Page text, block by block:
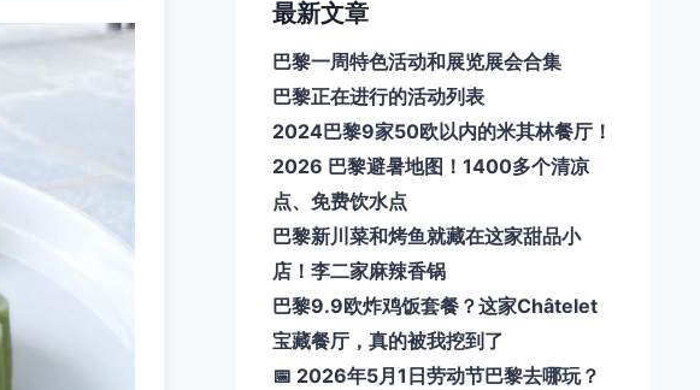
最新文章
巴黎一周特色活动和展览展会合集
巴黎正在进行的活动列表
2024巴黎9家50欧以内的米其林餐厅！
2026 巴黎避暑地图！1400多个清凉
点、免费饮水点
巴黎新川菜和烤鱼就藏在这家甜品小
店！李二家麻辣香锅
巴黎9.9欧炸鸡饭套餐？这家Châtelet
宝藏餐厅，真的被我挖到了
📅 2026年5月1日劳动节巴黎去哪玩？